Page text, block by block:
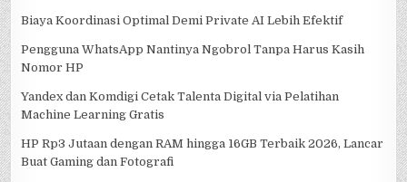
Biaya Koordinasi Optimal Demi Private AI Lebih Efektif
Pengguna WhatsApp Nantinya Ngobrol Tanpa Harus Kasih
Nomor HP
Yandex dan Komdigi Cetak Talenta Digital via Pelatihan
Machine Learning Gratis
HP Rp3 Jutaan dengan RAM hingga 16GB Terbaik 2026, Lancar
Buat Gaming dan Fotografi